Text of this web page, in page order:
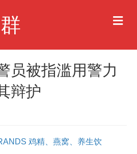
M
e
u
员被指滥用警力
辩护
鸡精、燕窝、养生饮